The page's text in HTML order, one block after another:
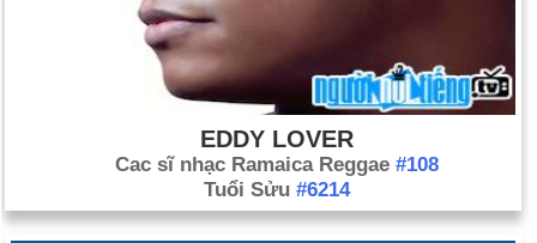
EDDY LOVER
Cac sĩ nhạc Ramaica Reggae #108
Tuổi Sửu #6214